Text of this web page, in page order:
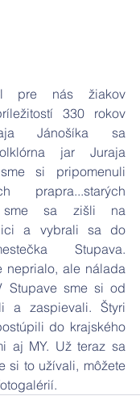
330 rokov
Jánošíka sa
jar Juraja
si pripomenuli
prapra...starých
sme sa zišli na
a vybrali sa do
Stupava.
neprialo, ale nálada
Stupave sme si od
a zaspievali. Štyri
do krajského
aj MY. Už teraz sa
si to užívali, môžete